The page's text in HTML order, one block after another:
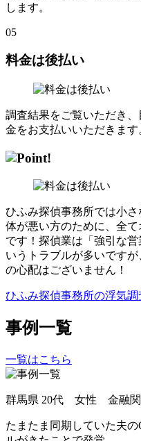
します。
05
料金は後払い
調査結果をご覧いただき
金をお支払いいただきます
ひふみ探偵事務所では小
体が悪い方のために
全て
です！探偵業は「強引な
いうトラブルが多いですが
の心配はございません！
ひふみ探偵事務所の浮気調
事例一覧
一覧はこちら
群馬県 20代 女性 金融
たまたま同期していた夫